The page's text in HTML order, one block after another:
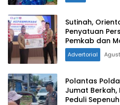
Sutinah,
Penyatuan
Pemkab dan
Advertorial
Polantas
Jumat Berkah,
Peduli